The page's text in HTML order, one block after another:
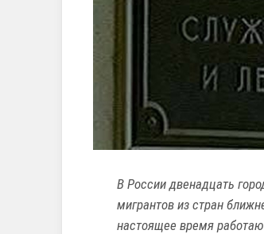
В России двенадцать
мигрантов из стран
настоящее время